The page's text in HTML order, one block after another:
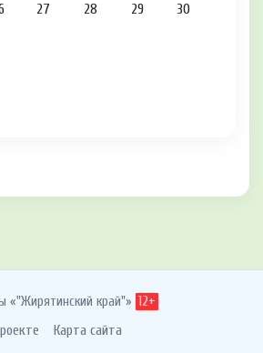
27 28 29
30
«"Жирятинский край"» 12+
Карта сайта